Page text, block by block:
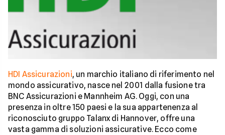
HDI Assicurazioni, un marchio italiano di riferimento nel
mondo assicurativo, nasce nel 2001 dalla fusione tra
BNC Assicurazioni e Mannheim AG. Oggi, con una
presenza in oltre 150 paesi e la sua appartenenza al
riconosciuto gruppo Talanx di Hannover, offre una
vasta gamma di soluzioni assicurative. Ecco come